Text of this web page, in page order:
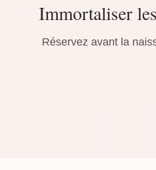
Immortaliser
Réservez avant la